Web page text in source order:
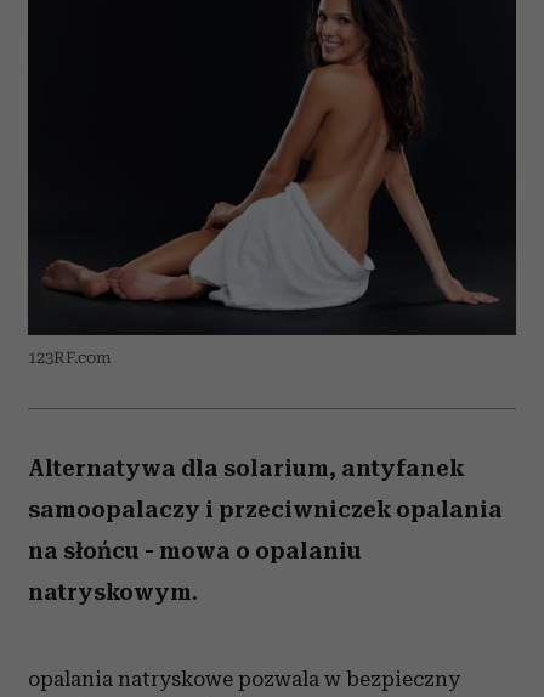
123RF.com
Alternatywa dla solarium, antyfanek
samoopalaczy i przeciwniczek opalania
na słońcu - mowa o opalaniu
natryskowym.
opalania natryskowe pozwala w bezpieczny